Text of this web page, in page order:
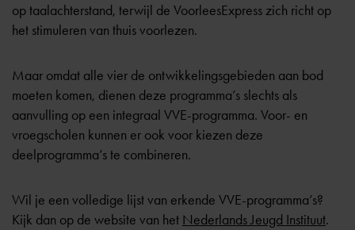
op taalachterstand, terwijl de VoorleesExpress zich richt op
het stimuleren van thuis voorlezen.
Maar omdat alle vier de ontwikkelingsgebieden aan bod
moeten komen, dienen deze programma’s slechts als
aanvulling op een integraal VVE-programma. Voor- en
vroegscholen kunnen er ook voor kiezen deze
deelprogramma’s te combineren.
Wil je een volledige lijst van erkende VVE-programma’s?
Kijk dan op de website van het Nederlands Jeugd Instituut.